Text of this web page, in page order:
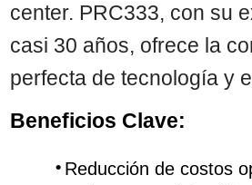
center. PRC333, con su
casi 30 años, ofrece la
perfecta de tecnología y
Beneficios Clave:
Reducción de costos